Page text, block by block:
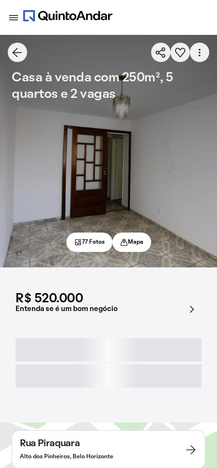
R$ 520.000
Entenda se é um bom negócio
Casa à venda com 250m², 5
quartos e 2 vagas
77 Fotos Mapa
Rua Piraquara
Alto dos Pinheiros, Belo Horizonte